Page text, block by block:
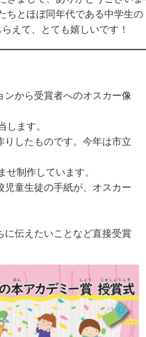
ちとほぼ同年代である中学生の
えて、とても嬉しいです！
ンから受賞者へのオスカー像
します。
りしたものです。今年は市立
せ制作しています。
児童生徒の手紙が、オスカー
に伝えたいことなど直接受賞